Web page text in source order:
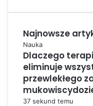
Najnowsze
Nauka
Dlaczego
eliminuje
przewlekłego
37 sekund temu